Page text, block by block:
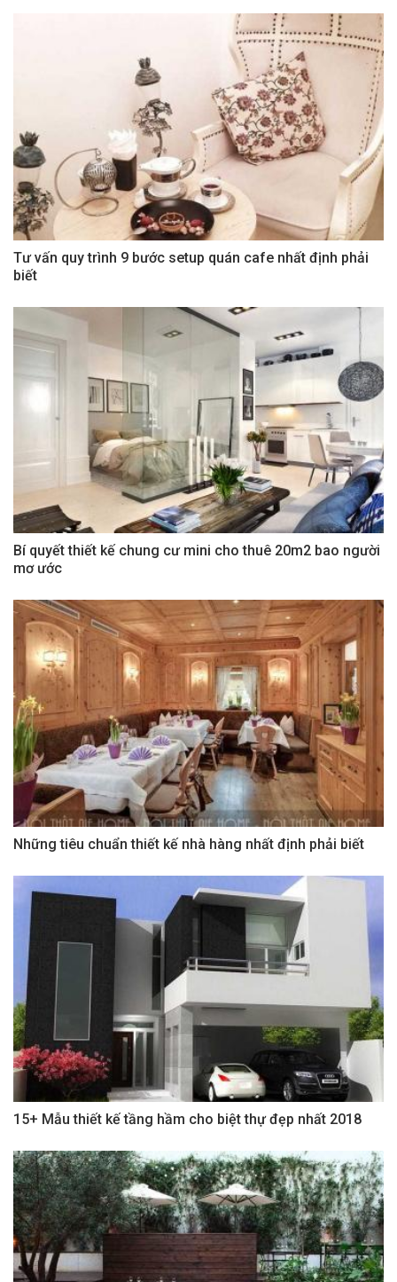
Tư vấn quy trình 9 bước setup quán cafe nhất định phải
biết
Bí quyết thiết kế chung cư mini cho thuê 20m2 bao người
mơ ước
Những tiêu chuẩn thiết kế nhà hàng nhất định phải biết
15+ Mẫu thiết kế tầng hầm cho biệt thự đẹp nhất 2018